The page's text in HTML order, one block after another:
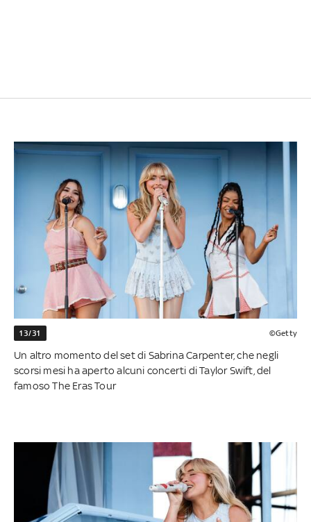
13/31 ©Getty
Un altro momento del set di Sabrina Carpenter, che negli
scorsi mesi ha aperto alcuni concerti di Taylor Swift, del
famoso The Eras Tour